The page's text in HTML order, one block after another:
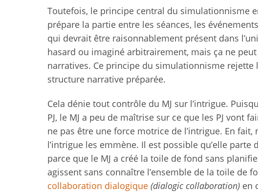
Toutefois, le principe central du simulationnisme
prépare la partie entre les séances, les
qui devrait être raisonnablement présent dans
hasard ou imaginé arbitrairement, mais ça ne
narratives. Ce principe du simulationnisme
structure narrative préparée.
Cela dénie tout contrôle du MJ sur l’intrigue.
PJ, le MJ a peu de maîtrise sur ce que les PJ vont
ne pas être une force motrice de l’intrigue. En
l’intrigue les emmène. Il est possible qu’elle
parce que le MJ a créé la toile de fond sans
agissent sans connaître l’ensemble de la toile de
collaboration dialogique (dialogic collaboration) en